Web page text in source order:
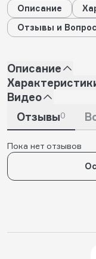
Описание
Отзывы и
Описание
Видео
Отзывы0
Пока нет отзывов